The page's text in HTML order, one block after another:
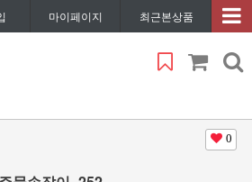
마이페이지 최근본상품
0